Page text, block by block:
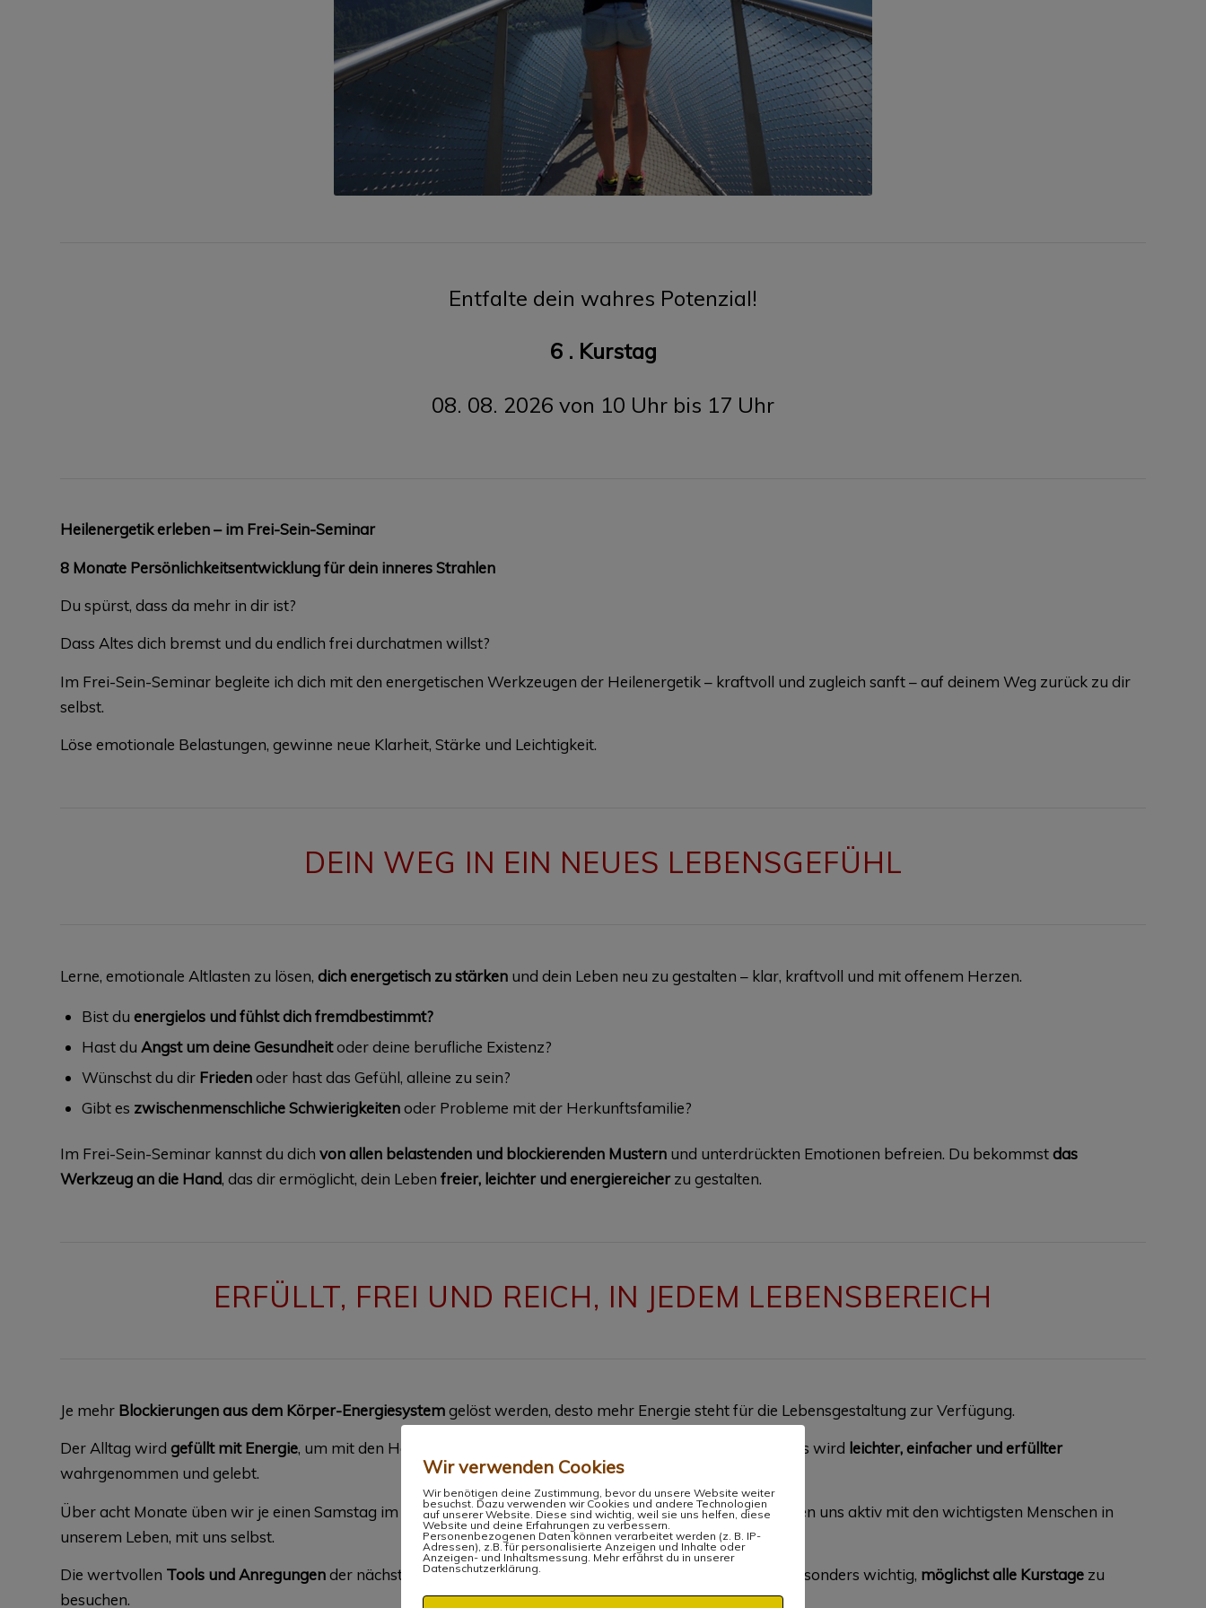
Entfalte dein wahres Potenzial!
6 . Kurstag
08. 08. 2026 von 10 Uhr bis 17 Uhr
Heilenergetik erleben – im Frei-Sein-Seminar
8 Monate Persönlichkeitsentwicklung für dein inneres Strahlen
Du spürst, dass da mehr in dir ist?
Dass Altes dich bremst und du endlich frei durchatmen willst?
Im Frei-Sein-Seminar begleite ich dich mit den energetischen Werkzeugen der Heilenergetik – kraftvoll und zugleich sanft – auf deinem Weg zurück zu dir
selbst.
Löse emotionale Belastungen, gewinne neue Klarheit, Stärke und Leichtigkeit.
DEIN WEG IN EIN NEUES LEBENSGEFÜHL
Lerne, emotionale Altlasten zu lösen, dich energetisch zu stärken und dein Leben neu zu gestalten – klar, kraftvoll und mit offenem Herzen.
Bist du energielos und fühlst dich fremdbestimmt?
Hast du Angst um deine Gesundheitoder deine berufliche Existenz?
Wünschst du dir Friedenoder hast das Gefühl, alleine zu sein?
Gibt es zwischenmenschliche Schwierigkeitenoder Probleme mit der Herkunftsfamilie?
Im Frei-Sein-Seminar kannst du dich von allen belastenden und blockierenden Mustern und unterdrückten Emotionen befreien. Du bekommstdas
Werkzeug an die Hand, das dir ermöglicht, dein Leben freier, leichter und energiereicher zu gestalten.
ERFÜLLT, FREI UND REICH, IN JEDEM LEBENSBEREICH
Je mehr Blockierungen aus dem Körper-Energiesystemgelöst werden, desto mehr Energie steht für die Lebensgestaltung zur Verfügung.
Der Alltag wird gefüllt mit Energie, um mit den Herausforderungen des Lebens besser klarzukommen. Alles wird leichter, einfacher und erfüllter
wahrgenommen und gelebt.
Über acht Monate üben wir je einen Samstag im Monatdie neuen Herangehensweisenein und beschäftigen uns aktiv mit den wichtigsten Menschen in
unserem Leben, mit uns selbst.
Die wertvollen Tools und Anregungender nächsten Seminartage bauen aufeinander auf. Deshalb ist es besonders wichtig, möglichst alle Kurstage zu
besuchen.
Wir verwenden Cookies
Wir benötigen deine Zustimmung, bevor du unsere Website weiter
besuchst. Dazu verwenden wir Cookies und andere Technologien
auf unserer Website. Diese sind wichtig, weil sie uns helfen, diese
Website und deine Erfahrungen zu verbessern.
Personenbezogenen Daten können verarbeitet werden (z. B. IP-
Adressen), z.B. für personalisierte Anzeigen und Inhalte oder
Anzeigen- und Inhaltsmessung. Mehr erfährst du in unserer
Datenschutzerklärung.